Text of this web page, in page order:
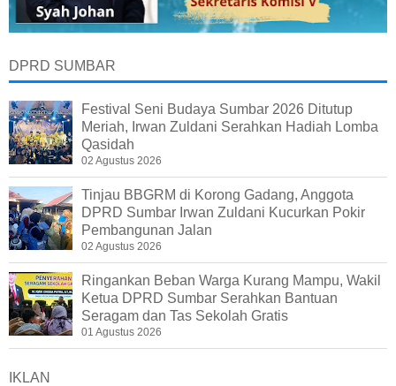
DPRD SUMBAR
Festival Seni Budaya Sumbar 2026 Ditutup
Meriah, Irwan Zuldani Serahkan Hadiah Lomba
Qasidah
02 Agustus 2026
Tinjau BBGRM di Korong Gadang, Anggota
DPRD Sumbar Irwan Zuldani Kucurkan Pokir
Pembangunan Jalan
02 Agustus 2026
Ringankan Beban Warga Kurang Mampu, Wakil
Ketua DPRD Sumbar Serahkan Bantuan
Seragam dan Tas Sekolah Gratis
01 Agustus 2026
IKLAN